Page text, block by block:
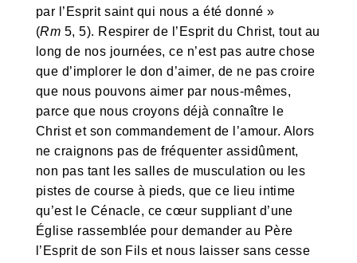
par l’Esprit saint qui nous a été donné »
(Rm 5, 5). Respirer de l’Esprit du Christ, tout au
long de nos journées, ce n’est pas autre chose
que d’implorer le don d’aimer, de ne pas croire
que nous pouvons aimer par nous-mêmes,
parce que nous croyons déjà connaître le
Christ et son commandement de l’amour. Alors
ne craignons pas de fréquenter assidûment,
non pas tant les salles de musculation ou les
pistes de course à pieds, que ce lieu intime
qu’est le Cénacle, ce cœur suppliant d’une
Église rassemblée pour demander au Père
l’Esprit de son Fils et nous laisser sans cesse